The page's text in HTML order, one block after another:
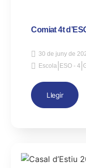
Comiat 4t
30 de juny de
Escola ESO - 4 |
Llegir